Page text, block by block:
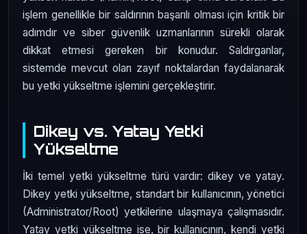
işlem genellikle bir saldırının başarılı olması için kritik bir
adımdır ve siber güvenlik uzmanlarının sürekli olarak
dikkat etmesi gereken bir konudur. Saldırganlar,
sistemde mevcut olan zayıf noktalardan faydalanarak
bu yetki yükseltme işlemini gerçekleştirir.
Dikey vs. Yatay Yetki
Yükseltme
İki temel yetki yükseltme türü vardır: dikey ve yatay.
Dikey yetki yükseltme, standart bir kullanıcının, yönetici
(Administrator/Root) yetkilerine ulaşmaya çalışmasıdır.
Yatay yetki yükseltme ise, bir kullanıcının, kendi yetki